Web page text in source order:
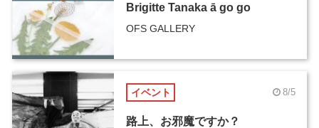
Brigitte Tanaka ā go go
OFS GALLERY
イベント 8/5
路上、お邪魔ですか？